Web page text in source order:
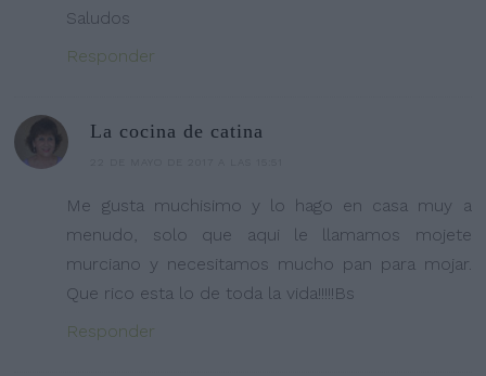
Saludos
Responder
La cocina de catina
Me gusta muchisimo y lo hago en casa muy a
menudo, solo que aqui le llamamos mojete
murciano y necesitamos mucho pan para mojar.
Que rico esta lo de toda la vida!!!!!Bs
Responder